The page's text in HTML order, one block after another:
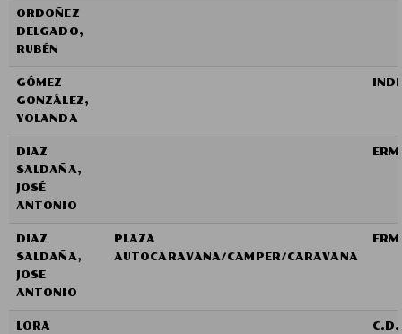
ORDOÑEZ
DELGADO,
RUBÉN
GÓMEZ
GONZÁLEZ,
YOLANDA
DIAZ
SALDAÑA,
JOSÉ
ANTONIO
DIAZ
SALDAÑA,
JOSE
ANTONIO
PLAZA
AUTOCARAVANA/CAMPER/CARAVANA
LORA